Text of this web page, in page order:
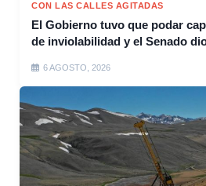
CON LAS CALLES AGITADAS
El Gobierno tuvo que podar
de inviolabilidad y el Senado
6 AGOSTO, 2026